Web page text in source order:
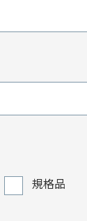
規格品